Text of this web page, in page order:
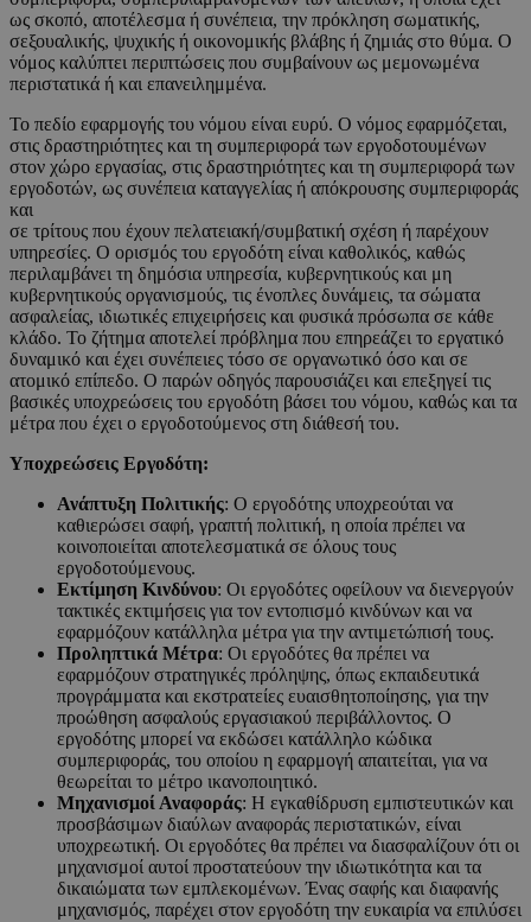
ως σκοπό, αποτέλεσμα ή συνέπεια, την πρόκληση σωματικής,
σεξουαλικής, ψυχικής ή οικονομικής βλάβης ή ζημιάς στο θύμα. Ο
νόμος καλύπτει περιπτώσεις που συμβαίνουν ως μεμονωμένα
περιστατικά ή και επανειλημμένα.
Το πεδίο εφαρμογής του νόμου είναι ευρύ. Ο νόμος εφαρμόζεται,
στις δραστηριότητες και τη συμπεριφορά των εργοδοτουμένων
στον χώρο εργασίας, στις δραστηριότητες και τη συμπεριφορά των
εργοδοτών, ως συνέπεια καταγγελίας ή απόκρουσης συμπεριφοράς
και
σε τρίτους που έχουν πελατειακή/συμβατική σχέση ή παρέχουν
υπηρεσίες. Ο ορισμός του εργοδότη είναι καθολικός, καθώς
περιλαμβάνει τη δημόσια υπηρεσία, κυβερνητικούς και μη
κυβερνητικούς οργανισμούς, τις ένοπλες δυνάμεις, τα σώματα
ασφαλείας, ιδιωτικές επιχειρήσεις και φυσικά πρόσωπα σε κάθε
κλάδο. Το ζήτημα αποτελεί πρόβλημα που επηρεάζει το εργατικό
δυναμικό και έχει συνέπειες τόσο σε οργανωτικό όσο και σε
ατομικό επίπεδο. Ο παρών οδηγός παρουσιάζει και επεξηγεί τις
βασικές υποχρεώσεις του εργοδότη βάσει του νόμου, καθώς και τα
μέτρα που έχει ο εργοδοτούμενος στη διάθεσή του.
Υποχρεώσεις Εργοδότη:
Ανάπτυξη Πολιτικής: Ο εργοδότης υποχρεούται να
καθιερώσει σαφή, γραπτή πολιτική, η οποία πρέπει να
κοινοποιείται αποτελεσματικά σε όλους τους
εργοδοτούμενους.
Εκτίμηση Κινδύνου: Οι εργοδότες οφείλουν να διενεργούν
τακτικές εκτιμήσεις για τον εντοπισμό κινδύνων και να
εφαρμόζουν κατάλληλα μέτρα για την αντιμετώπισή τους.
Προληπτικά Μέτρα: Οι εργοδότες θα πρέπει να
εφαρμόζουν στρατηγικές πρόληψης, όπως εκπαιδευτικά
προγράμματα και εκστρατείες ευαισθητοποίησης, για την
προώθηση ασφαλούς εργασιακού περιβάλλοντος. Ο
εργοδότης μπορεί να εκδώσει κατάλληλο κώδικα
συμπεριφοράς, του οποίου η εφαρμογή απαιτείται, για να
θεωρείται το μέτρο ικανοποιητικό.
Μηχανισμοί Αναφοράς: Η εγκαθίδρυση εμπιστευτικών και
προσβάσιμων διαύλων αναφοράς περιστατικών, είναι
υποχρεωτική. Οι εργοδότες θα πρέπει να διασφαλίζουν ότι οι
μηχανισμοί αυτοί προστατεύουν την ιδιωτικότητα και τα
δικαιώματα των εμπλεκομένων. Ένας σαφής και διαφανής
μηχανισμός, παρέχει στον εργοδότη την ευκαιρία να επιλύσει